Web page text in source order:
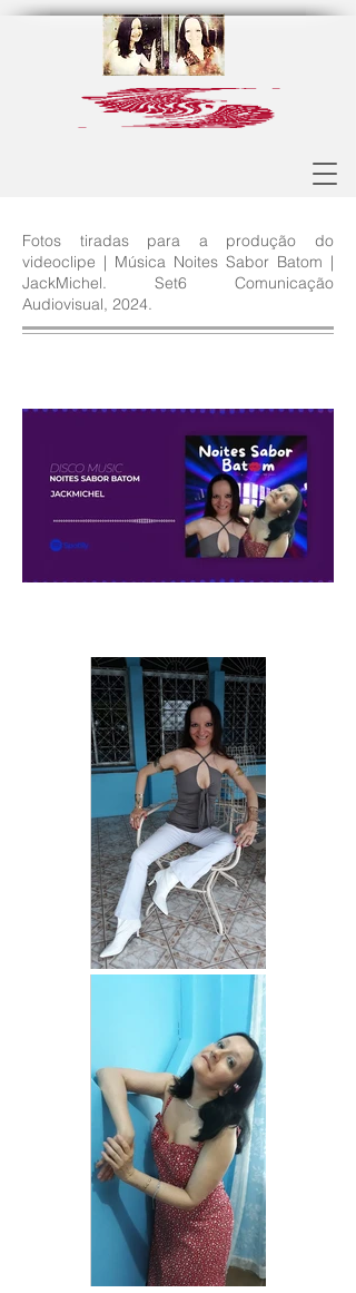
Fotos tiradas para a produção do
videoclipe | Música Noites Sabor Batom |
JackMichel. Set6 Comunicação
Audiovisual, 2024.